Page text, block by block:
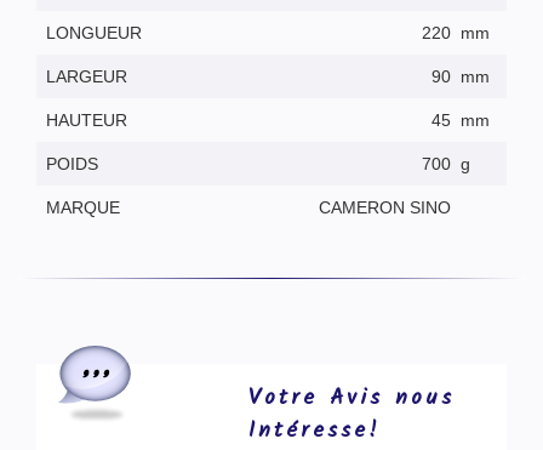
LONGUEUR 220 mm
LARGEUR 90 mm
HAUTEUR 45 mm
POIDS 700 g
MARQUE CAMERON SINO
Votre Avis nous
Intéresse!